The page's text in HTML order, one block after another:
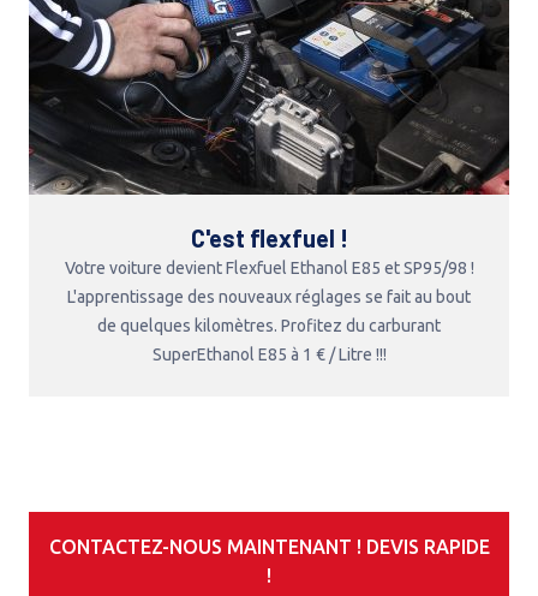
C'est flexfuel !
Votre voiture devient Flexfuel Ethanol E85 et SP95/98 !
L'apprentissage des nouveaux réglages se fait au bout
de quelques kilomètres. Profitez du carburant
SuperEthanol E85 à 1 € / Litre !!!
CONTACTEZ-NOUS MAINTENANT ! DEVIS RAPIDE
!